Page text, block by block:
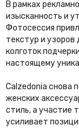
В рамках
изысканность и
Фотосессия
текстур и узоров
колготок
настоящему
Calzedonia снова
женских
стиль, а участие
усиливает